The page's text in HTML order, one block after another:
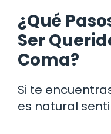
¿Qué
Ser
Coma?
Si te
es natural